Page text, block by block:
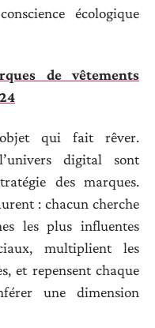
écologique
de vêtements
qui fait rêver.
digital sont
des marques.
: chacun cherche
les plus influentes
multiplient les
et repensent chaque
une dimension